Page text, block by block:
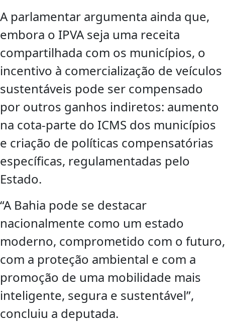
A parlamentar argumenta ainda que,
embora o IPVA seja uma receita
compartilhada com os municípios, o
incentivo à comercialização de veículos
sustentáveis pode ser compensado
por outros ganhos indiretos: aumento
na cota-parte do ICMS dos municípios
e criação de políticas compensatórias
específicas, regulamentadas pelo
Estado.
“A Bahia pode se destacar
nacionalmente como um estado
moderno, comprometido com o futuro,
com a proteção ambiental e com a
promoção de uma mobilidade mais
inteligente, segura e sustentável”,
concluiu a deputada.